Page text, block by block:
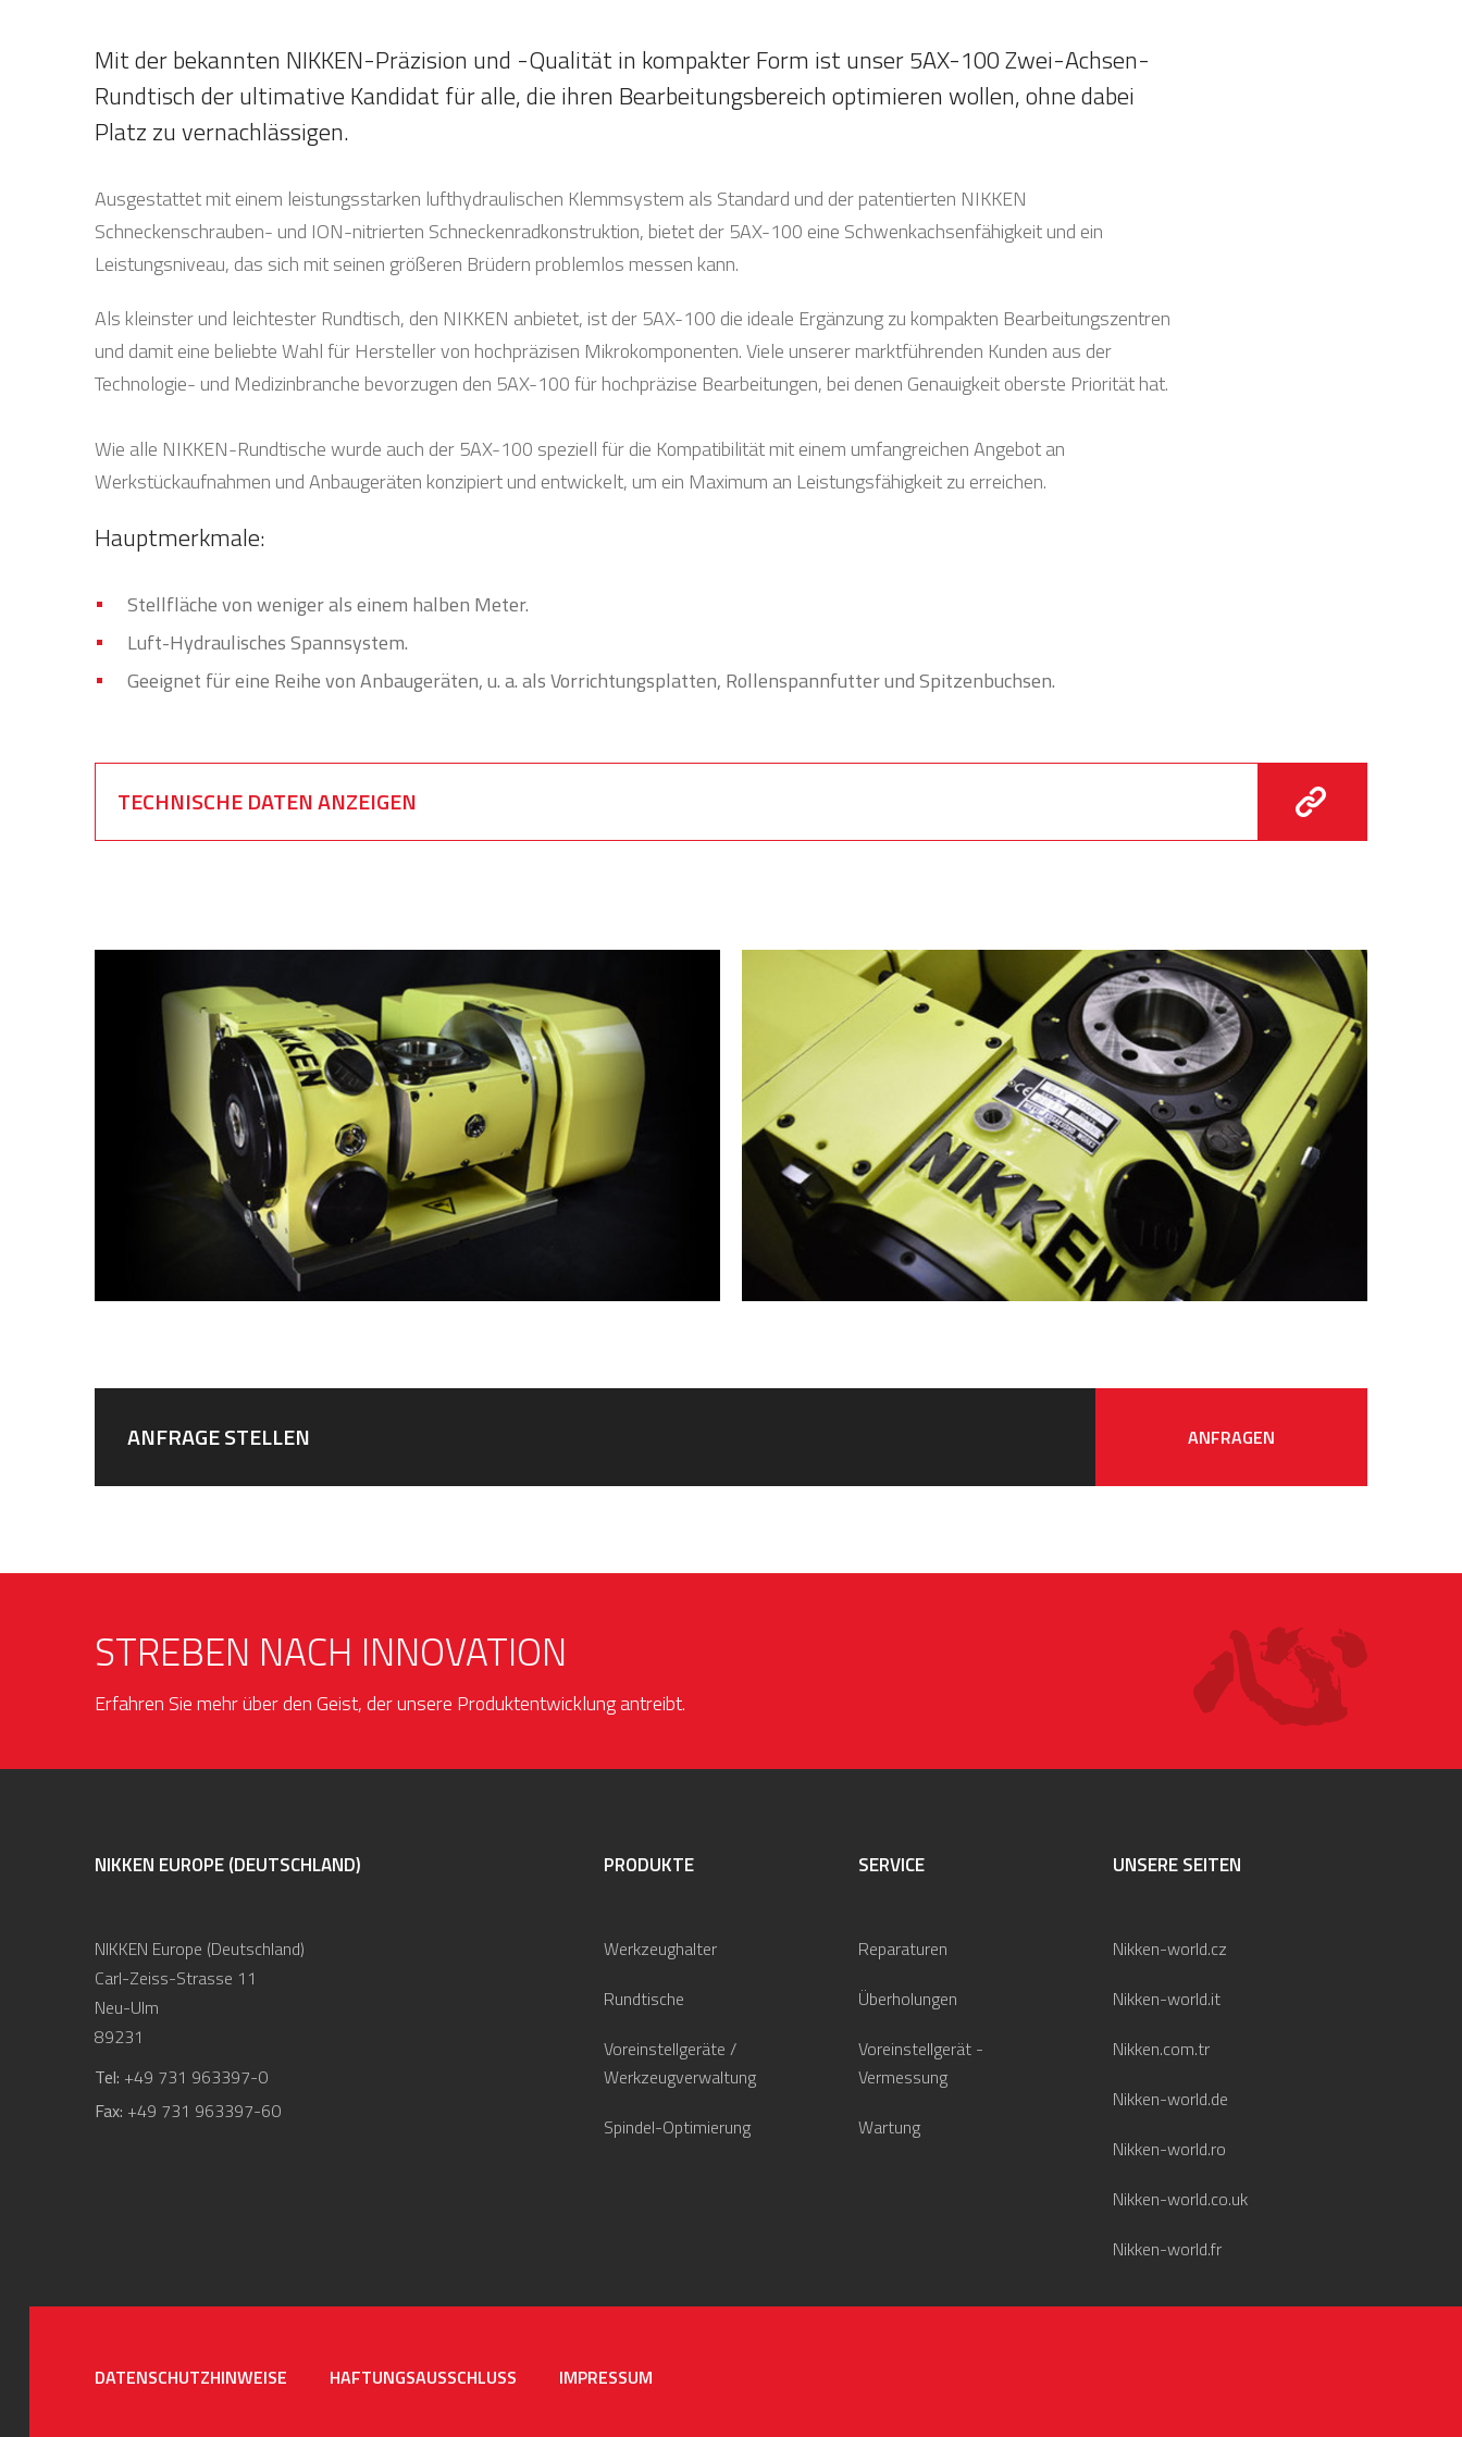
Mit der bekannten NIKKEN-Präzision und -Qualität in kompakter Form ist unser 5AX-100 Zwei-Achsen-
Rundtisch der ultimative Kandidat für alle, die ihren Bearbeitungsbereich optimieren wollen, ohne dabei
Platz zu vernachlässigen.
Ausgestattet mit einem leistungsstarken lufthydraulischen Klemmsystem als Standard und der patentierten NIKKEN
Schneckenschrauben- und ION-nitrierten Schneckenradkonstruktion, bietet der 5AX-100 eine Schwenkachsenfähigkeit und ein
Leistungsniveau, das sich mit seinen größeren Brüdern problemlos messen kann.
Als kleinster und leichtester Rundtisch, den NIKKEN anbietet, ist der 5AX-100 die ideale Ergänzung zu kompakten Bearbeitungszentren
und damit eine beliebte Wahl für Hersteller von hochpräzisen Mikrokomponenten. Viele unserer marktführenden Kunden aus der
Technologie- und Medizinbranche bevorzugen den 5AX-100 für hochpräzise Bearbeitungen, bei denen Genauigkeit oberste Priorität hat.
Wie alle NIKKEN-Rundtische wurde auch der 5AX-100 speziell für die Kompatibilität mit einem umfangreichen Angebot an
Werkstückaufnahmen und Anbaugeräten konzipiert und entwickelt, um ein Maximum an Leistungsfähigkeit zu erreichen.
Hauptmerkmale:
Stellfläche von weniger als einem halben Meter.
Luft-Hydraulisches Spannsystem.
Geeignet für eine Reihe von Anbaugeräten, u. a. als Vorrichtungsplatten, Rollenspannfutter und Spitzenbuchsen.
TECHNISCHE DATEN ANZEIGEN
ANFRAGE STELLEN ANFRAGEN
STREBEN NACH INNOVATION
Erfahren Sie mehr über den Geist, der unsere Produktentwicklung antreibt.
NIKKEN EUROPE (DEUTSCHLAND)
NIKKEN Europe (Deutschland)
Carl-Zeiss-Strasse 11
Neu-Ulm
89231
Tel: +49 731 963397-0
Fax: +49 731 963397-60
PRODUKTE
Werkzeughalter
Rundtische
Voreinstellgeräte /
Werkzeugverwaltung
Spindel-Optimierung
SERVICE
Reparaturen
Überholungen
Voreinstellgerät -
Vermessung
Wartung
UNSERE SEITEN
Nikken-world.cz
Nikken-world.it
Nikken.com.tr
Nikken-world.de
Nikken-world.ro
Nikken-world.co.uk
Nikken-world.fr
DATENSCHUTZHINWEISE HAFTUNGSAUSSCHLUSS IMPRESSUM